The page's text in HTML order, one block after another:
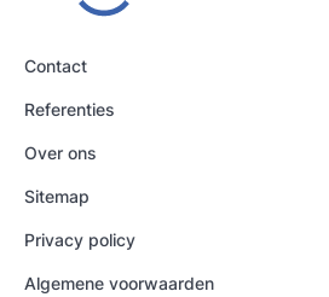
Contact
Referenties
Over ons
Sitemap
Privacy policy
Algemene voorwaarden